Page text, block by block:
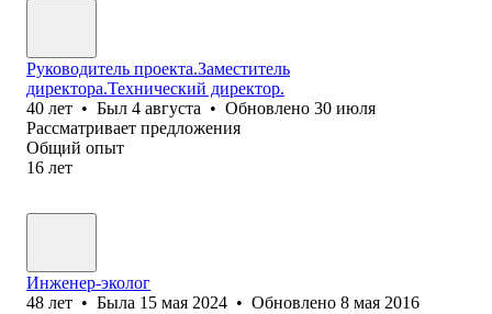
Руководитель проекта.Заместитель
директора.Технический директор.
40 лет • Был 4 августа • Обновлено 30 июля
Рассматривает предложения
Общий опыт
16 лет
Инженер-эколог
48 лет • Была 15 мая 2024 • Обновлено 8 мая 2016